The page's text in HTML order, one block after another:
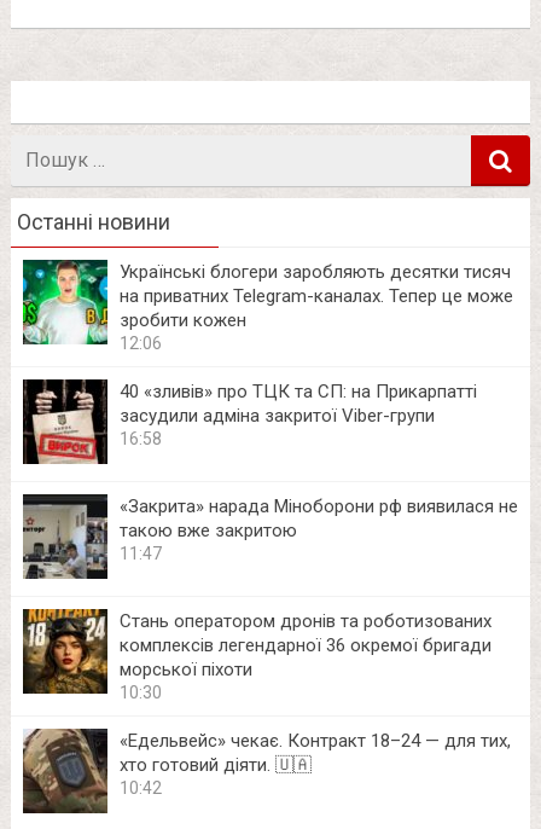
Пошук
Останні новини
Українські блогери заробляють десятки тисяч
на приватних Telegram-каналах. Тепер це може
зробити кожен
12:06
40 «зливів» про ТЦК та СП: на Прикарпатті
засудили адміна закритої Viber-групи
16:58
«Закрита» нарада Міноборони рф виявилася не
такою вже закритою
11:47
Стань оператором дронів та роботизованих
комплексів легендарної 36 окремої бригади
морської піхоти
10:30
«Едельвейс» чекає. Контракт 18–24 — для тих,
хто готовий діяти. 🇺🇦
10:42